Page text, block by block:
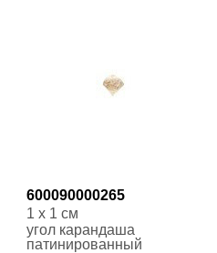
600090000265
1 x 1 см
угол карандаша
патинированный